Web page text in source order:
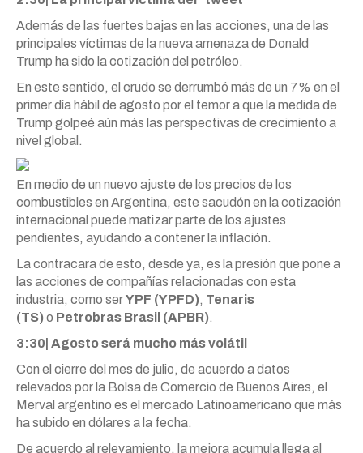
Además de las fuertes bajas en las acciones, una de las
principales víctimas de la nueva amenaza de Donald
Trump ha sido la cotización del petróleo.
En este sentido, el crudo se derrumbó más de un 7% en el
primer día hábil de agosto por el temor a que la medida de
Trump golpeé aún más las perspectivas de crecimiento a
nivel global.
En medio de un nuevo ajuste de los precios de los
combustibles en Argentina, este sacudón en la cotización
internacional puede matizar parte de los ajustes
pendientes, ayudando a contener la inflación.
La contracara de esto, desde ya, es la presión que pone a
las acciones de compañías relacionadas con esta
industria, como serYPF (YPFD), Tenaris
(TS)o Petrobras Brasil (APBR).
3:30| Agosto será mucho más volátil
Con el cierre del mes de julio, de acuerdo a datos
relevados por la Bolsa de Comercio de Buenos Aires, el
Merval argentino es el mercado Latinoamericano que más
ha subido en dólares a la fecha.
De acuerdo al relevamiento, la mejora acumula llega al